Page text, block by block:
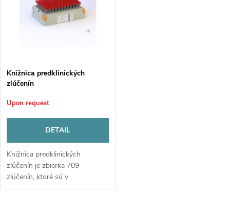
s
Knižnica predklinických
zlúčenín
Upon request
DETAIL
Knižnica predklinických
zlúčenín je zbierka 709
zlúčenín, ktoré sú v
predklinickej fáze s jasnými